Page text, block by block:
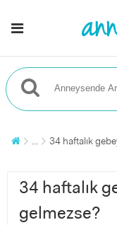
... 34 haftalık
34 haftalık
gelmezse?